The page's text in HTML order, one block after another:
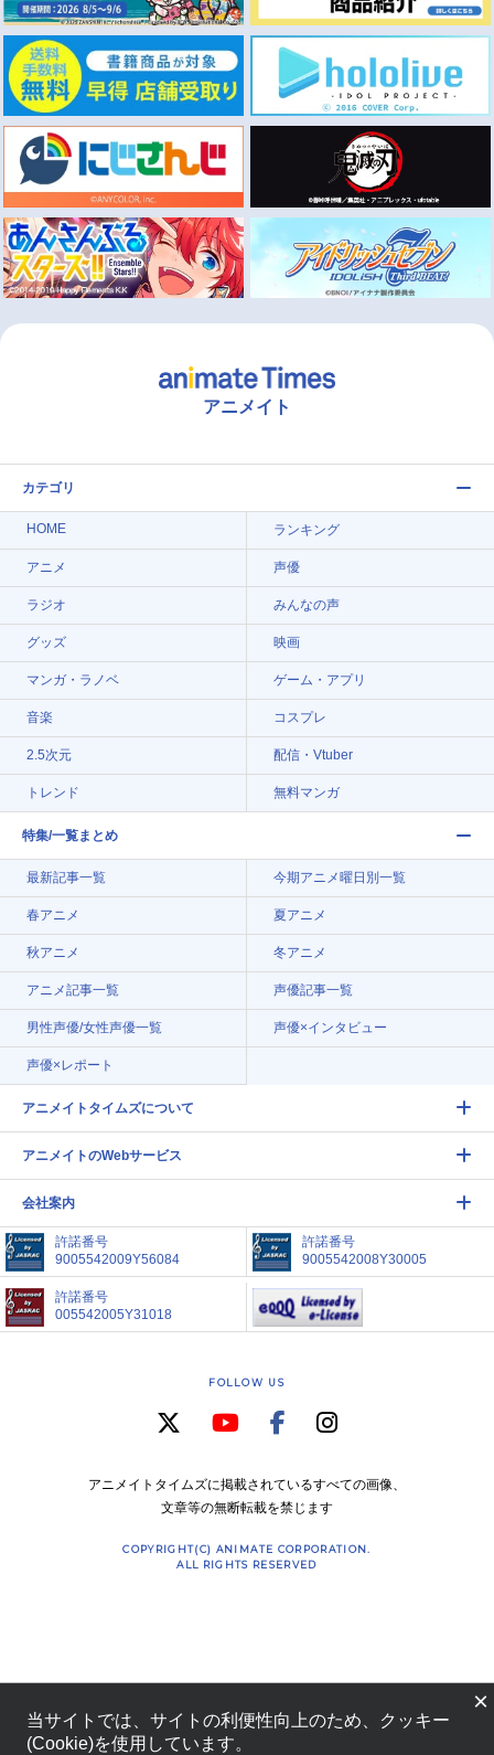
アニメイト
カテゴリ
HOME ランキング
アニメ 声優
ラジオ みんなの声
グッズ 映画
マンガ・ラノベ ゲーム・アプリ
音楽 コスプレ
2.5次元 配信・Vtuber
トレンド 無料マンガ
特集/一覧まとめ
最新記事一覧 今期アニメ曜日別一覧
春アニメ 夏アニメ
秋アニメ 冬アニメ
アニメ記事一覧 声優記事一覧
男性声優/女性声優一覧 声優×インタビュー
声優×レポート
アニメイトタイムズについて
アニメイトのWebサービス
会社案内
許諾番号
9005542009Y56084
許諾番号
9005542008Y30005
許諾番号
005542005Y31018
FOLLOW US
アニメイトタイムズに掲載されているすべての画像、
文章等の無断転載を禁じます
COPYRIGHT(C) ANIMATE CORPORATION.
ALL RIGHTS RESERVED
×
当サイトでは、サイトの利便性向上のため、クッキー
(Cookie)を使用しています。